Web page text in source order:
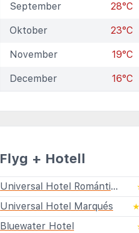
September 28°C
Oktober 23°C
November 19°C
December 16°C
Flyg + Hotell
Universal Hotel Romántica
Universal Hotel Marqués
Bluewater Hotel